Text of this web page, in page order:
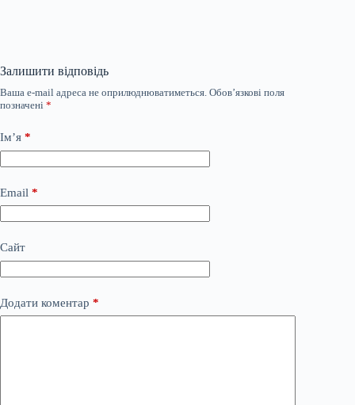
Залишити відповідь
Ваша e-mail адреса не оприлюднюватиметься. Обов’язкові поля
позначені *
Ім’я *
Email *
Сайт
Додати коментар *